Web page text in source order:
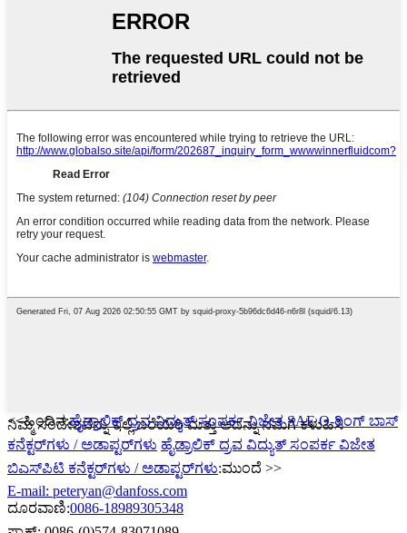
ನಿಮ್ಮ ಸಂದೇಶವನ್ನು ಇಲ್ಲಿ ಬರೆಯಿರಿ ಮತ್ತು ಅದನ್ನು ನಮಗೆ ಕಳುಹಿಸಿ
<<ಹಿಂದಿನ:ಹೈಡ್ರಾಲಿಕ್ ದ್ರವ ವಿದ್ಯುತ್ ಸಂಪರ್ಕ ವಿಜೇತ SAE O-ರಿಂಗ್ ಬಾಸ್
ಕನೆಕ್ಟರ್‌ಗಳು / ಅಡಾಪ್ಟರ್‌ಗಳು ಹೈಡ್ರಾಲಿಕ್ ದ್ರವ ವಿದ್ಯುತ್ ಸಂಪರ್ಕ ವಿಜೇತ
ಬಿಎಸ್‌ಪಿಟಿ ಕನೆಕ್ಟರ್‌ಗಳು / ಅಡಾಪ್ಟರ್‌ಗಳು:ಮುಂದೆ >>
E-mail: peteryan@danfoss.com
ದೂರವಾಣಿ:0086-18989305348